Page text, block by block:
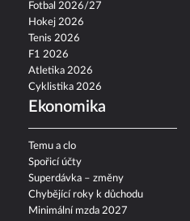
Fotbal 2026/27
Hokej 2026
Tenis 2026
F1 2026
Atletika 2026
Cyklistika 2026
Ekonomika
Temu a clo
Spořicí účty
Superdávka – změny
Chybějící roky k důchodu
Minimální mzda 2027